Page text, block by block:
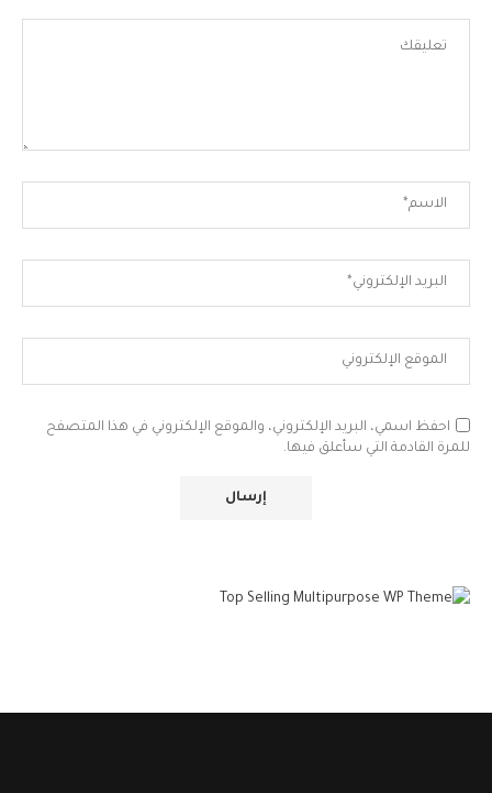
احفظ اسمي، البريد الإلكتروني، والموقع الإلكتروني في هذا المتصفح
للمرة القادمة التي سأعلق فيها.